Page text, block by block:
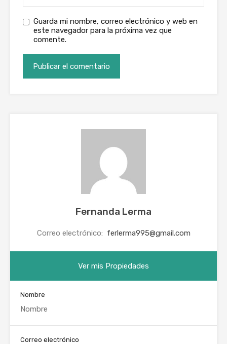
Guarda mi nombre, correo electrónico y web en
este navegador para la próxima vez que
comente.
Fernanda Lerma
Correo electrónico: ferlerma995@gmail.com
Ver mis Propiedades
Nombre
Correo electrónico